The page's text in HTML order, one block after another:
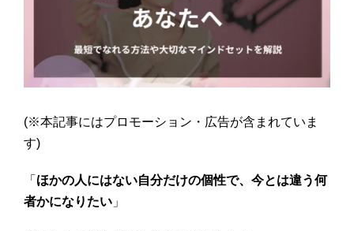
(※本記事にはプロモーション・広告が含まれていま
す)
「 ほかの人にはない自分だけの個性で、今とは違う何
者かになりたい 」